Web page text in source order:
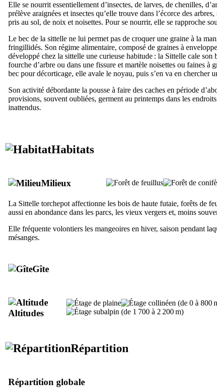
Elle se nourrit essentiellement d’insectes, de larves, de chenilles,
prélève araignées et insectes qu’elle trouve dans l’écorce des
pris au sol, de noix et noisettes. Pour se nourrir, elle se rapproche
Le bec de la sittelle ne lui permet pas de croquer une graine à la
fringillidés. Son régime alimentaire, composé de graines à
développé chez la sittelle une curieuse habitude : la Sittelle cale son
fourche d’arbre ou dans une fissure et martèle noisettes ou faines à
bec pour décorticage, elle avale le noyau, puis s’en va en chercher
Son activité débordante la pousse à faire des caches en période
provisions, souvent oubliées, germent au printemps dans les
inattendus.
Habitats
Milieux
La Sittelle torchepot affectionne les bois de haute futaie, forêts de
aussi en abondance dans les parcs, les vieux vergers et, moins
Elle fréquente volontiers les mangeoires en hiver, saison pendant
mésanges.
Gîte
Altitudes
Répartition
Répartition globale